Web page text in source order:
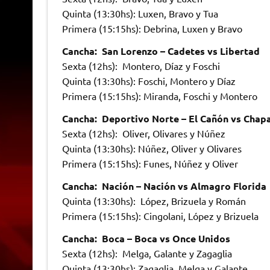
Quinta (13:30hs): Luxen, Bravo y Tua
Primera (15:15hs): Debrina, Luxen y Bravo
Cancha: San Lorenzo – Cadetes vs Libertad
Sexta (12hs): Montero, Díaz y Foschi
Quinta (13:30hs): Foschi, Montero y Díaz
Primera (15:15hs): Miranda, Foschi y Montero
Cancha: Deportivo Norte – El Cañón vs
Sexta (12hs): Oliver, Olivares y Núñez
Quinta (13:30hs): Núñez, Oliver y Olivares
Primera (15:15hs): Funes, Núñez y Oliver
Cancha: Nación – Nación vs Almagro Florida
Quinta (13:30hs): López, Brizuela y Román
Primera (15:15hs): Cingolani, López y Brizuela
Cancha: Boca – Boca vs Once Unidos
Sexta (12hs): Melga, Galante y Zagaglia